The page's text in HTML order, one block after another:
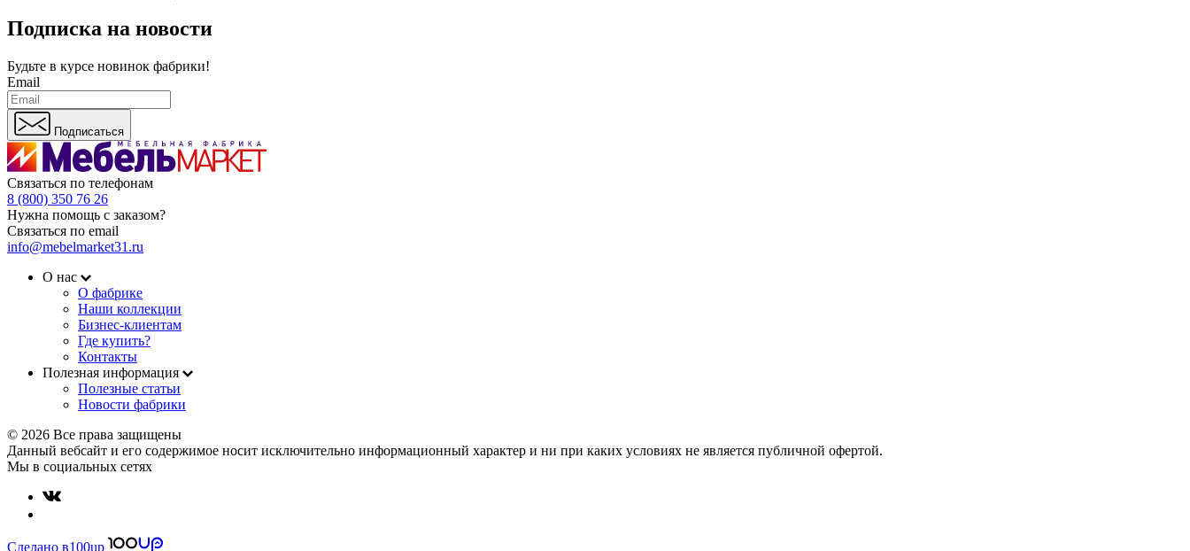
Подписка на новости
Будьте в курсе новинок фабрики!
Email
Подписаться
Связаться по телефонам
8 (800) 350 76 26
Нужна помощь с заказом?
Связаться по email
info@mebelmarket31.ru
О нас
О фабрике
Наши коллекции
Бизнес-клиентам
Где купить?
Контакты
Полезная информация
Полезные статьи
Новости фабрики
© 2026 Все права защищены
Данный вебсайт и его содержимое носит исключительно информационный характер и ни при каких условиях не является публичной офертой.
Мы в социальных сетях
Сделано в100up